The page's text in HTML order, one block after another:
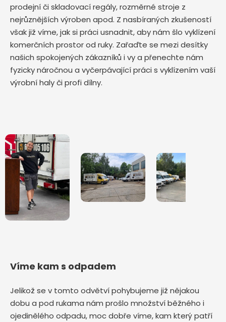
prodejní či skladovací regály, rozměrné stroje z
nejrůznějších výroben apod. Z nasbíraných zkušeností
však již víme, jak si práci usnadnit, aby nám šlo vyklízení
komerčních prostor od ruky. Zařaďte se mezi desítky
našich spokojených zákazníků i vy a přenechte nám
fyzicky náročnou a vyčerpávající práci s vyklízením vaší
výrobní haly či profi dílny.
Víme kam s odpadem
Jelikož se v tomto odvětví pohybujeme již nějakou
dobu a pod rukama nám prošlo množství běžného i
ojedinělého odpadu, moc dobře víme, kam který patří